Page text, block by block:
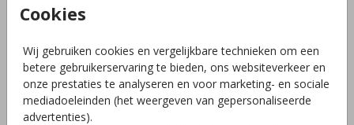
Cookies
Wij gebruiken cookies en vergelijkbare technieken om een
betere gebruikerservaring te bieden, ons websiteverkeer en
onze prestaties te analyseren en voor marketing- en sociale
mediadoeleinden (het weergeven van gepersonaliseerde
advertenties).
Omschrijving
Geboortevlag voor de geboorteaankondiging van jullie
kindje, in beige met aquarel citroenen erop. Pas helemaal
naar wens aan in de editor. Kom je er niet uit? Wij helpen je
graag!